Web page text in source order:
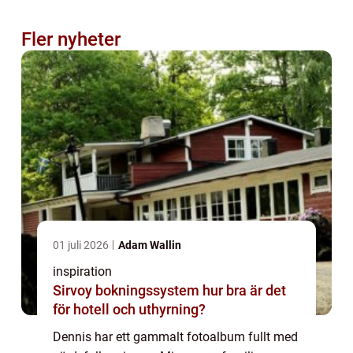
Fler nyheter
01 juli 2026 Adam Wallin
inspiration
Sirvoy bokningssystem hur bra är det
för hotell och uthyrning?
Dennis har ett gammalt fotoalbum fullt med